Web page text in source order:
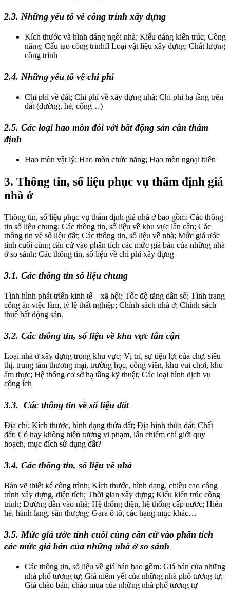
2.3. Những yếu tố về công trình xây dựng
Kích thước và hình dáng ngôi nhà; Kiểu dáng kiến trúc; Công
năng; Cấu tạo công trinhfl Loại vật liệu xây dựng; Chất lượng
công trình
2.4. Những yếu tố về chi phí
Chi phí về đất; Chi phí về xây dựng nhà; Chi phí hạ tầng trên
đất (đường, hè, cống…)
2.5. Các loại hao mòn đối với bất động sản cần thẩm
định
Hao mòn vật lý; Hao mòn chức năng; Hao mòn ngoại biên
3. Thông tin, số liệu phục vụ thẩm định giá
nhà ở
Thông tin, số liệu phục vụ thẩm định giá nhà ở bao gồm: Các thông
tin số liệu chung; Các thông tin, số liệu về khu vực lân cận; Các
thông tin về số liệu đất; Các thông tin, số liệu về nhà; Mức giá ước
tính cuối cùng căn cứ vào phân tích các mức giá bán của những nhà
ở so sánh; Các thông tin, số liệu về chi phí xây dựng
3.1. Các thông tin số liệu chung
Tình hình phát triển kinh tế – xã hội; Tốc độ tăng dân số; Tình trạng
công ăn việc làm, tỷ lệ thất nghiệp; Chính sách nhà ở; Chính sách
thuế bất động sản.
3.2. Các thông tin, số liệu về khu vực lân cận
Loại nhà ở xây dựng trong khu vực; Vị trí, sự tiện lợi của chợ, siêu
thị, trung tâm thương mại, trường học, công viên, khu vui chơi, khu
ẩm thực; Hệ thống cơ sở hạ tầng kỹ thuật; Các loại hình dịch vụ
công ích
3.3. Các thông tin về số liệu đất
Địa chỉ; Kích thước, hình dạng thửa đất; Địa hình thửa đất; Chất
đất; Có hay không hiện tượng vi phạm, lấn chiếm chỉ giới quy
hoạch, mục đích sử dụng đất?
3.4. Các thông tin, số liệu về nhà
Bản vẽ thiết kế công trình; Kích thước, hình dạng, chiều cao công
trình xây dựng, diện tích; Thời gian xây dựng; Kiểu kiến trúc công
trình; Đường dẫn vào nhà; Hệ thống điện, hệ thống cấp nước; Hiên
hè, hành lang, sân thượng; Gara ô tô, các hạng mục khác…
3.5. Mức giá ước tính cuối cùng căn cứ vào phân tích
các mức giá bán của những nhà ở so sánh
Các thông tin, số liệu về giá bán bao gồm: Giá bán của những
nhà phố tương tự; Giá niêm yết của những nhà phố tương tự;
Giá chào bán, chào mua của những nhà phố tương tự